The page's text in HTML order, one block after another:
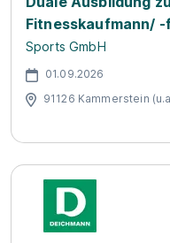
Fitnesskaufmann/
Sports GmbH
01.09.2026
91126 Kammerstein